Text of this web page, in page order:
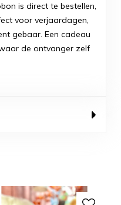
is direct te bestellen,
voor verjaardagen,
gebaar. Een cadeau
de ontvanger zelf